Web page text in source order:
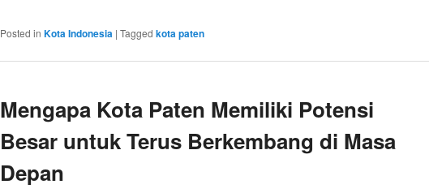
Posted in Kota Indonesia | Tagged kota paten
Mengapa Kota Paten Memiliki Potensi
Besar untuk Terus Berkembang di Masa
Depan